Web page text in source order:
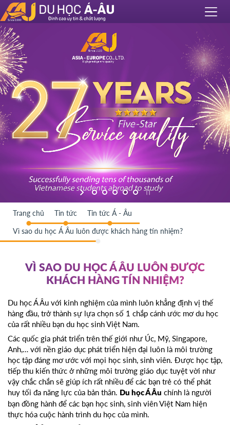
Trang chủ Tin tức Tin tức Á - Âu
Vì sao du học Á Âu luôn được khách hàng tín nhiệm?
VÌ SAO DU HỌC Á ÂU LUÔN ĐƯỢC
KHÁCH HÀNG TÍN NHIỆM?
Du học Á Âu với kinh nghiệm của mình luôn khẳng định vị thế
hàng đầu, trở thành sự lựa chọn số 1 chắp cánh ước mơ du học
của rất nhiều bạn du học sinh Việt Nam.
Các quốc gia phát triển trên thế giới như Úc, Mỹ, Singapore,
Anh,… với nền giáo dục phát triển hiện đại luôn là môi trường
học tập đáng mơ ước với mọi học sinh, sinh viên. Được học tập,
tiếp thu kiến thức ở những môi trường giáo dục tuyệt vời như
vậy chắc chắn sẽ giúp ích rất nhiều để các bạn trẻ có thể phát
huy tối đa năng lực của bản thân. Du học Á Âu chính là người
bạn đồng hành để các bạn học sinh, sinh viên Việt Nam hiện
thực hóa cuộc hành trình du học của mình.